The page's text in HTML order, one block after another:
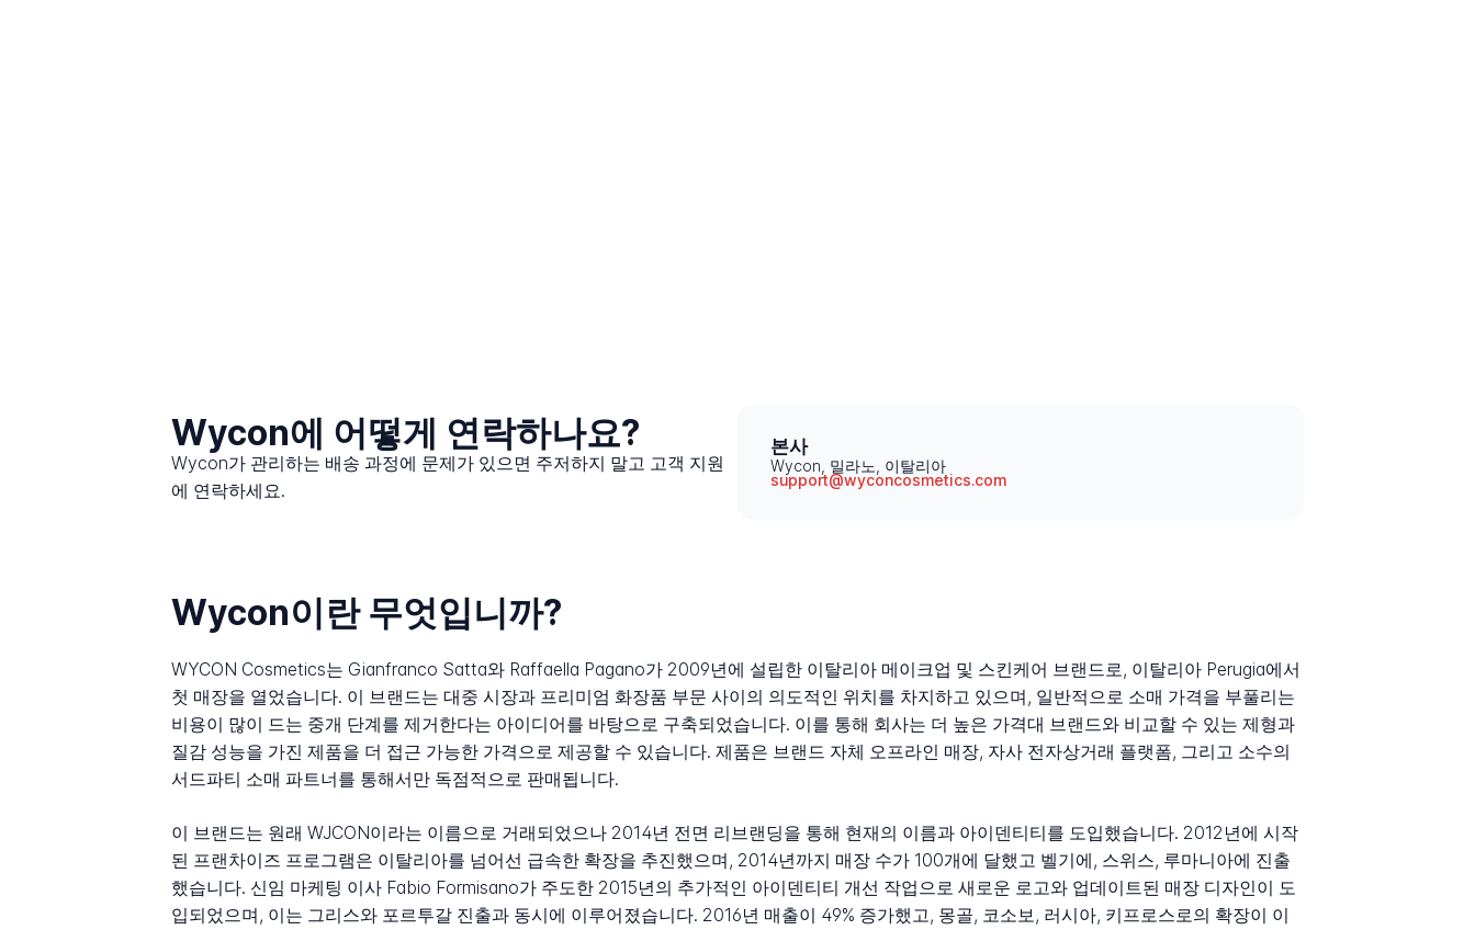
Wycon에 어떻게 연락하나요?
Wycon가 관리하는 배송 과정에 문제가 있으면 주저하지 말고 고객 지원
에 연락하세요.
본사
Wycon, 밀라노, 이탈리아
support@wyconcosmetics.com
Wycon이란 무엇입니까?
WYCON Cosmetics는 Gianfranco Satta와 Raffaella Pagano가 2009년에 설립한 이탈리아 메이크업 및 스킨케어 브랜드로, 이탈리아 Perugia에서
첫 매장을 열었습니다. 이 브랜드는 대중 시장과 프리미엄 화장품 부문 사이의 의도적인 위치를 차지하고 있으며, 일반적으로 소매 가격을 부풀리는
비용이 많이 드는 중개 단계를 제거한다는 아이디어를 바탕으로 구축되었습니다. 이를 통해 회사는 더 높은 가격대 브랜드와 비교할 수 있는 제형과
질감 성능을 가진 제품을 더 접근 가능한 가격으로 제공할 수 있습니다. 제품은 브랜드 자체 오프라인 매장, 자사 전자상거래 플랫폼, 그리고 소수의
서드파티 소매 파트너를 통해서만 독점적으로 판매됩니다.
이 브랜드는 원래 WJCON이라는 이름으로 거래되었으나 2014년 전면 리브랜딩을 통해 현재의 이름과 아이덴티티를 도입했습니다. 2012년에 시작
된 프랜차이즈 프로그램은 이탈리아를 넘어선 급속한 확장을 추진했으며, 2014년까지 매장 수가 100개에 달했고 벨기에, 스위스, 루마니아에 진출
했습니다. 신임 마케팅 이사 Fabio Formisano가 주도한 2015년의 추가적인 아이덴티티 개선 작업으로 새로운 로고와 업데이트된 매장 디자인이 도
입되었으며, 이는 그리스와 포르투갈 진출과 동시에 이루어졌습니다. 2016년 매출이 49% 증가했고, 몽골, 코소보, 러시아, 키프로스로의 확장이 이